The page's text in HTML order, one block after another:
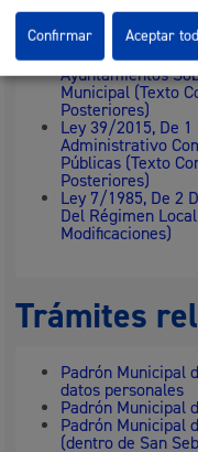
Instituto Nacional
General De
Que Se Dictan
Ayuntamientos
Municipal (Texto
Posteriores)
Ley 39/2015, De
Administrativo
Públicas (Texto
Posteriores)
Ley 7/1985, De 2
Del Régimen
Modificaciones)
Trámites
Padrón Municipal
datos personales
Padrón Municipal
Padrón Municipal
(dentro de San
Confirmar Aceptar